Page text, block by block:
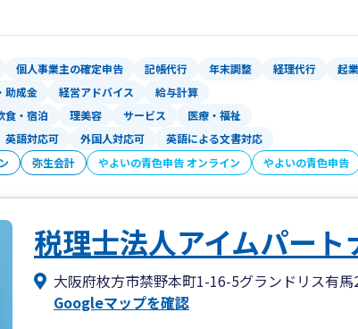
個人事業主の確定申告 記帳代行 年末調整 経理代行 起
助成金
経営アドバイス 給与計算
食・宿泊 理美容 サービス 医療・福祉
英語対応可 外国人対応可 英語による文書対応
弥生会計 やよいの青色申告 オンライン やよいの青色申告
税理士法人アイムパート
大阪府枚方市禁野本町1-16-5グランドリス有馬
Googleマップを確認